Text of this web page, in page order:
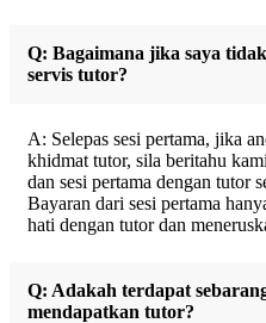
Q: Bagaimana jika saya
servis tutor?
A: Selepas sesi pertama, jika
khidmat tutor, sila beritahu
dan sesi pertama dengan tutor
Bayaran dari sesi pertama
hati dengan tutor dan
Q: Adakah terdapat
mendapatkan tutor?